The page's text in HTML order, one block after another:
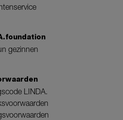
gezinnen
LINDA.